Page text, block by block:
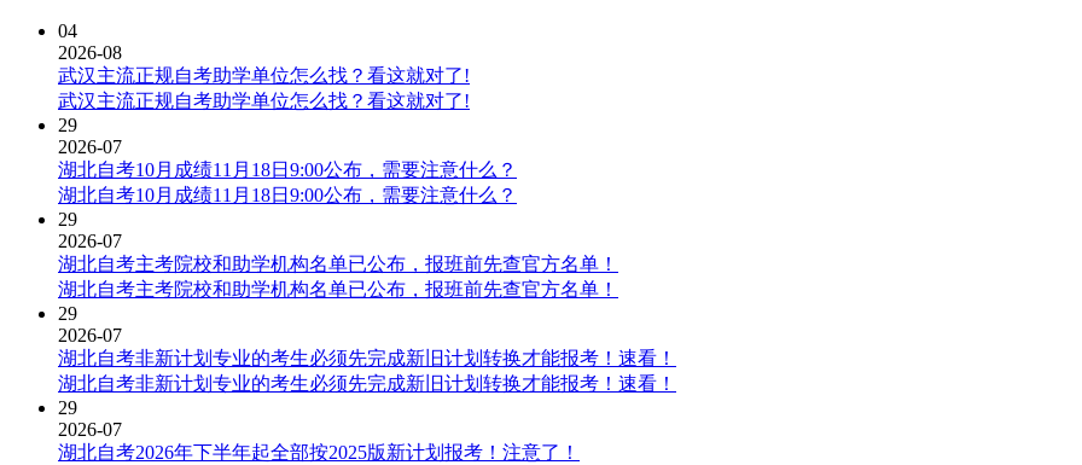
04
2026-08
武汉主流正规自考助学单位怎么找？看这就对了!
武汉主流正规自考助学单位怎么找？看这就对了!
29
2026-07
湖北自考10月成绩11月18日9:00公布，需要注意什么？
湖北自考10月成绩11月18日9:00公布，需要注意什么？
29
2026-07
湖北自考主考院校和助学机构名单已公布，报班前先查官方名单！
湖北自考主考院校和助学机构名单已公布，报班前先查官方名单！
29
2026-07
湖北自考非新计划专业的考生必须先完成新旧计划转换才能报考！速看！
湖北自考非新计划专业的考生必须先完成新旧计划转换才能报考！速看！
29
2026-07
湖北自考2026年下半年起全部按2025版新计划报考！注意了！